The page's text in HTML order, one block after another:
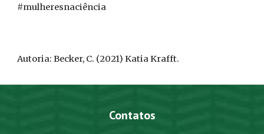
#mulheresnaciência
Autoria: Becker, C. (2021) Katia Krafft.
Contatos